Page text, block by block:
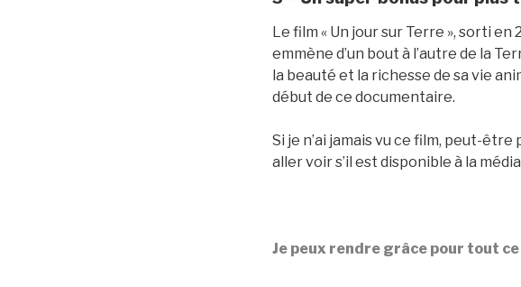
Le film « Un jour sur Terre », sorti
emmène d’un bout à l’autre de la
la beauté et la richesse de sa vie
début de ce documentaire.
Si je n’ai jamais vu ce film, peut-
aller voir s’il est disponible à la
Je peux rendre grâce pour tout